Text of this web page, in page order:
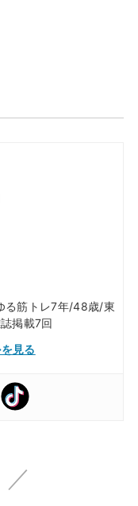
る筋トレ7年/48歳/東
掲載7回
見る